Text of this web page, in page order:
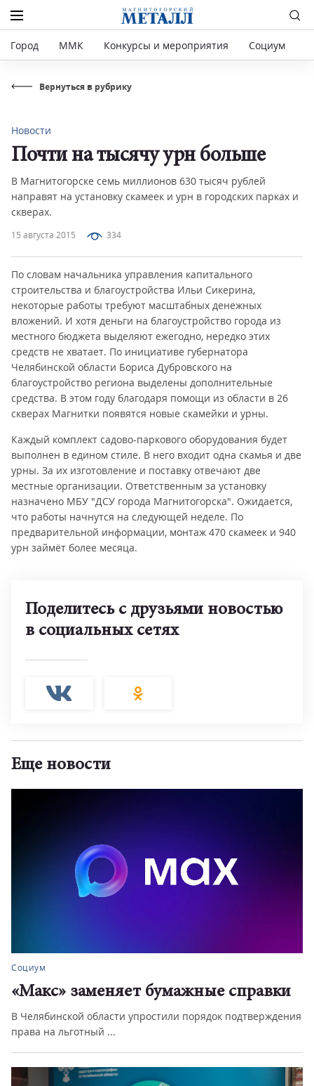
Город ММК Конкурсы и мероприятия Социум
Вернуться в рубрику
15 августа 2015 334
Новости
Почти на тысячу урн больше
В Магнитогорске семь миллионов 630 тысяч рублей
направят на установку скамеек и урн в городских парках и
скверах.
По словам начальника управления капитального
строительства и благоустройства Ильи Сикерина,
некоторые работы требуют масштабных денежных
вложений. И хотя деньги на благоустройство города из
местного бюджета выделяют ежегодно, нередко этих
средств не хватает. По инициативе губернатора
Челябинской области Бориса Дубровского на
благоустройство региона выделены дополнительные
средства. В этом году благодаря помощи из области в 26
скверах Магнитки появятся новые скамейки и урны.
Каждый комплект садово-паркового оборудования будет
выполнен в едином стиле. В него входит одна скамья и две
урны. За их изготовление и поставку отвечают две
местные организации. Ответственным за установку
назначено МБУ "ДСУ города Магнитогорска". Ожидается,
что работы начнутся на следующей неделе. По
предварительной информации, монтаж 470 скамеек и 940
урн займёт более месяца.
Поделитесь с друзьями новостью
в социальных сетях
Еще новости
Социум
«Макс» заменяет бумажные справки
В Челябинской области упростили порядок подтверждения
права на льготный ...